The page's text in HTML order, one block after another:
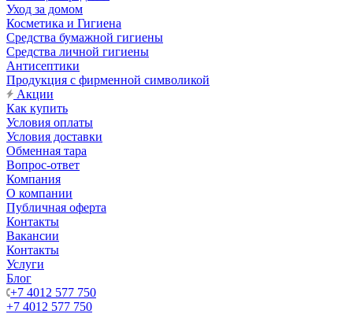
Уход за домом
Косметика и Гигиена
Средства бумажной гигиены
Средства личной гигиены
Антисептики
Продукция с фирменной символикой
Акции
Как купить
Условия оплаты
Условия доставки
Обменная тара
Вопрос-ответ
Компания
О компании
Публичная оферта
Контакты
Вакансии
Контакты
Услуги
Блог
+7 4012 577 750
+7 4012 577 750